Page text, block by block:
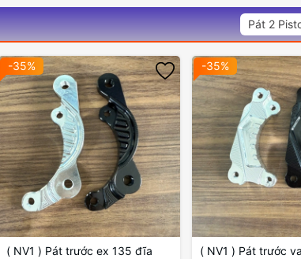
Pát 2
-35%
( NV1 ) Pát trước ex 135 đĩa
-35%
( NV1 ) Pát trước